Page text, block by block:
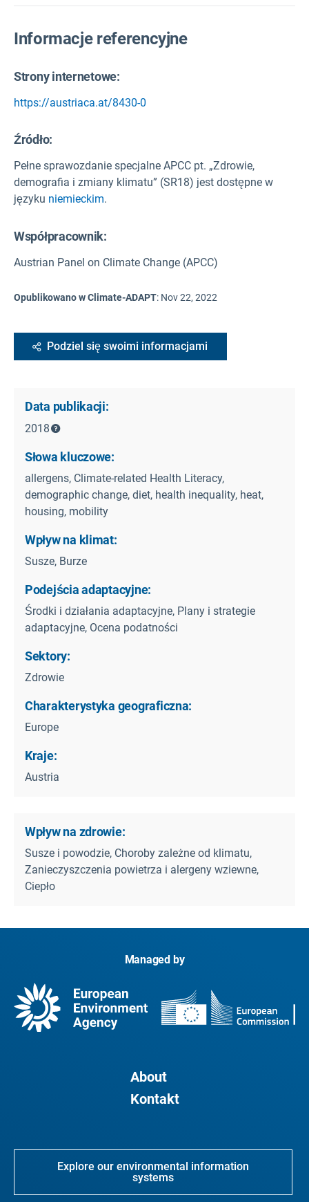
Informacje referencyjne
Strony internetowe:
https://austriaca.at/8430-0
Źródło:
Pełne sprawozdanie specjalne APCC pt. „Zdrowie,
demografia i zmiany klimatu” (SR18) jest dostępne w
języku niemieckim.
Współpracownik:
Austrian Panel on Climate Change (APCC)
Opublikowano w Climate-ADAPT: Nov 22, 2022
Podziel się swoimi informacjami
Data publikacji:
2018
Słowa kluczowe:
allergens, Climate-related Health Literacy,
demographic change, diet, health inequality, heat,
housing, mobility
Wpływ na klimat:
Susze, Burze
Podejścia adaptacyjne:
Środki i działania adaptacyjne, Plany i strategie
adaptacyjne, Ocena podatności
Sektory:
Zdrowie
Charakterystyka geograficzna:
Europe
Kraje:
Austria
Wpływ na zdrowie:
Susze i powodzie, Choroby zależne od klimatu,
Zanieczyszczenia powietrza i alergeny wziewne,
Ciepło
Managed by
About
Kontakt
Explore our environmental information
systems